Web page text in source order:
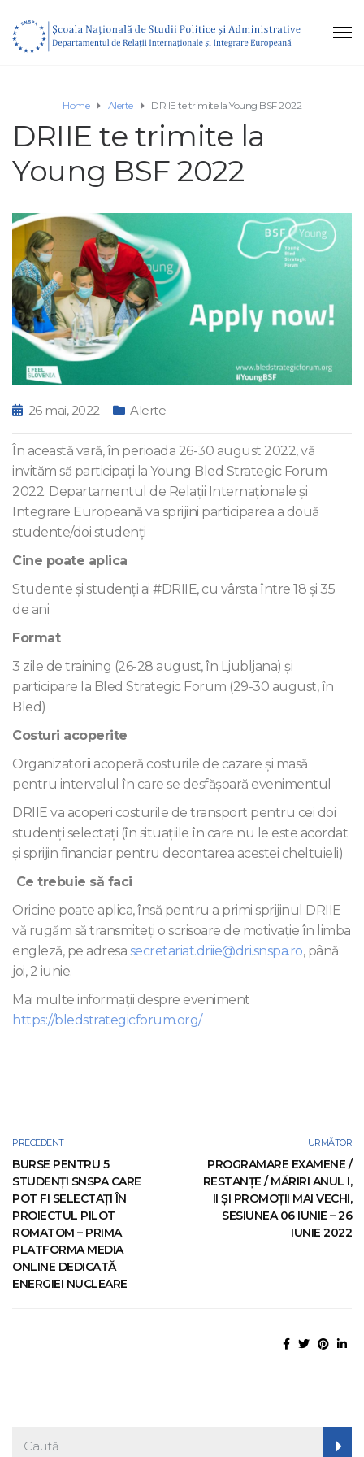
Home Alerte DRIIE te trimite la Young BSF 2022
DRIIE te trimite la
Young BSF 2022
26 mai, 2022 Alerte
În această vară, în perioada 26-30 august 2022, vă
invităm să participați la Young Bled Strategic Forum
2022. Departamentul de Relații Internaționale și
Integrare Europeană va sprijini participarea a două
studente/doi studenți
Cine poate aplica
Studente și studenți ai #DRIIE, cu vârsta între 18 și 35
de ani
Format
3 zile de training (26-28 august, în Ljubljana) și
participare la Bled Strategic Forum (29-30 august, în
Bled)
Costuri acoperite
Organizatorii acoperă costurile de cazare și masă
pentru intervalul în care se desfășoară evenimentul
DRIIE va acoperi costurile de transport pentru cei doi
studenți selectați (în situațiile în care nu le este acordat
și sprijin financiar pentru decontarea acestei cheltuieli)
Ce trebuie să faci
Oricine poate aplica, însă pentru a primi sprijinul DRIIE
vă rugăm să transmiteți o scrisoare de motivație în limba
engleză, pe adresa secretariat.driie@dri.snspa.ro, până
joi, 2 iunie.
Mai multe informații despre eveniment
https://bledstrategicforum.org/
PRECEDENT
BURSE PENTRU 5
STUDENȚI SNSPA CARE
POT FI SELECTAȚI ÎN
PROIECTUL PILOT
ROMATOM – PRIMA
PLATFORMA MEDIA
ONLINE DEDICATĂ
ENERGIEI NUCLEARE
URMĂTOR
PROGRAMARE EXAMENE /
RESTANȚE / MĂRIRI ANUL I,
II ȘI PROMOȚII MAI VECHI,
SESIUNEA 06 IUNIE – 26
IUNIE 2022